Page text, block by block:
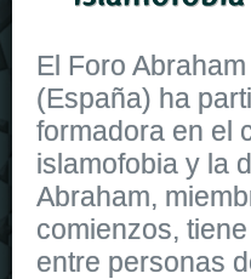
El Foro
(España) ha
formadora en el
islamofobia y la
Abraham,
comienzos,
entre personas